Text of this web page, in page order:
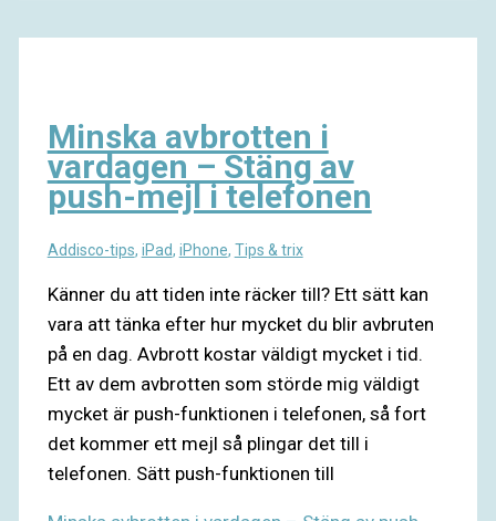
Minska avbrotten i
vardagen – Stäng av
push-mejl i telefonen
Addisco-tips, iPad, iPhone, Tips & trix
Känner du att tiden inte räcker till? Ett sätt kan
vara att tänka efter hur mycket du blir avbruten
på en dag. Avbrott kostar väldigt mycket i tid.
Ett av dem avbrotten som störde mig väldigt
mycket är push-funktionen i telefonen, så fort
det kommer ett mejl så plingar det till i
telefonen. Sätt push-funktionen till